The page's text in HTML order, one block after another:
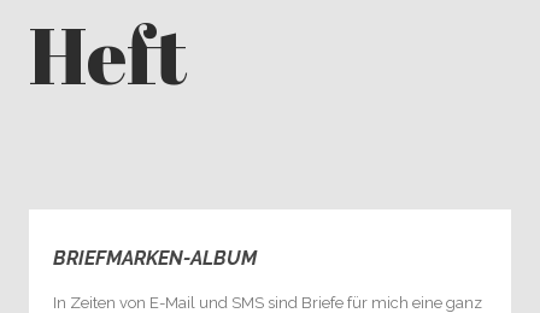
Heft
BRIEFMARKEN-ALBUM
In Zeiten von E-Mail und SMS sind Briefe für mich eine ganz